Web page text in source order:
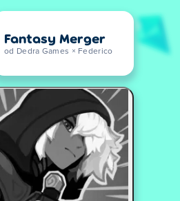
Fantasy Merger
od Dedra Games × Federico